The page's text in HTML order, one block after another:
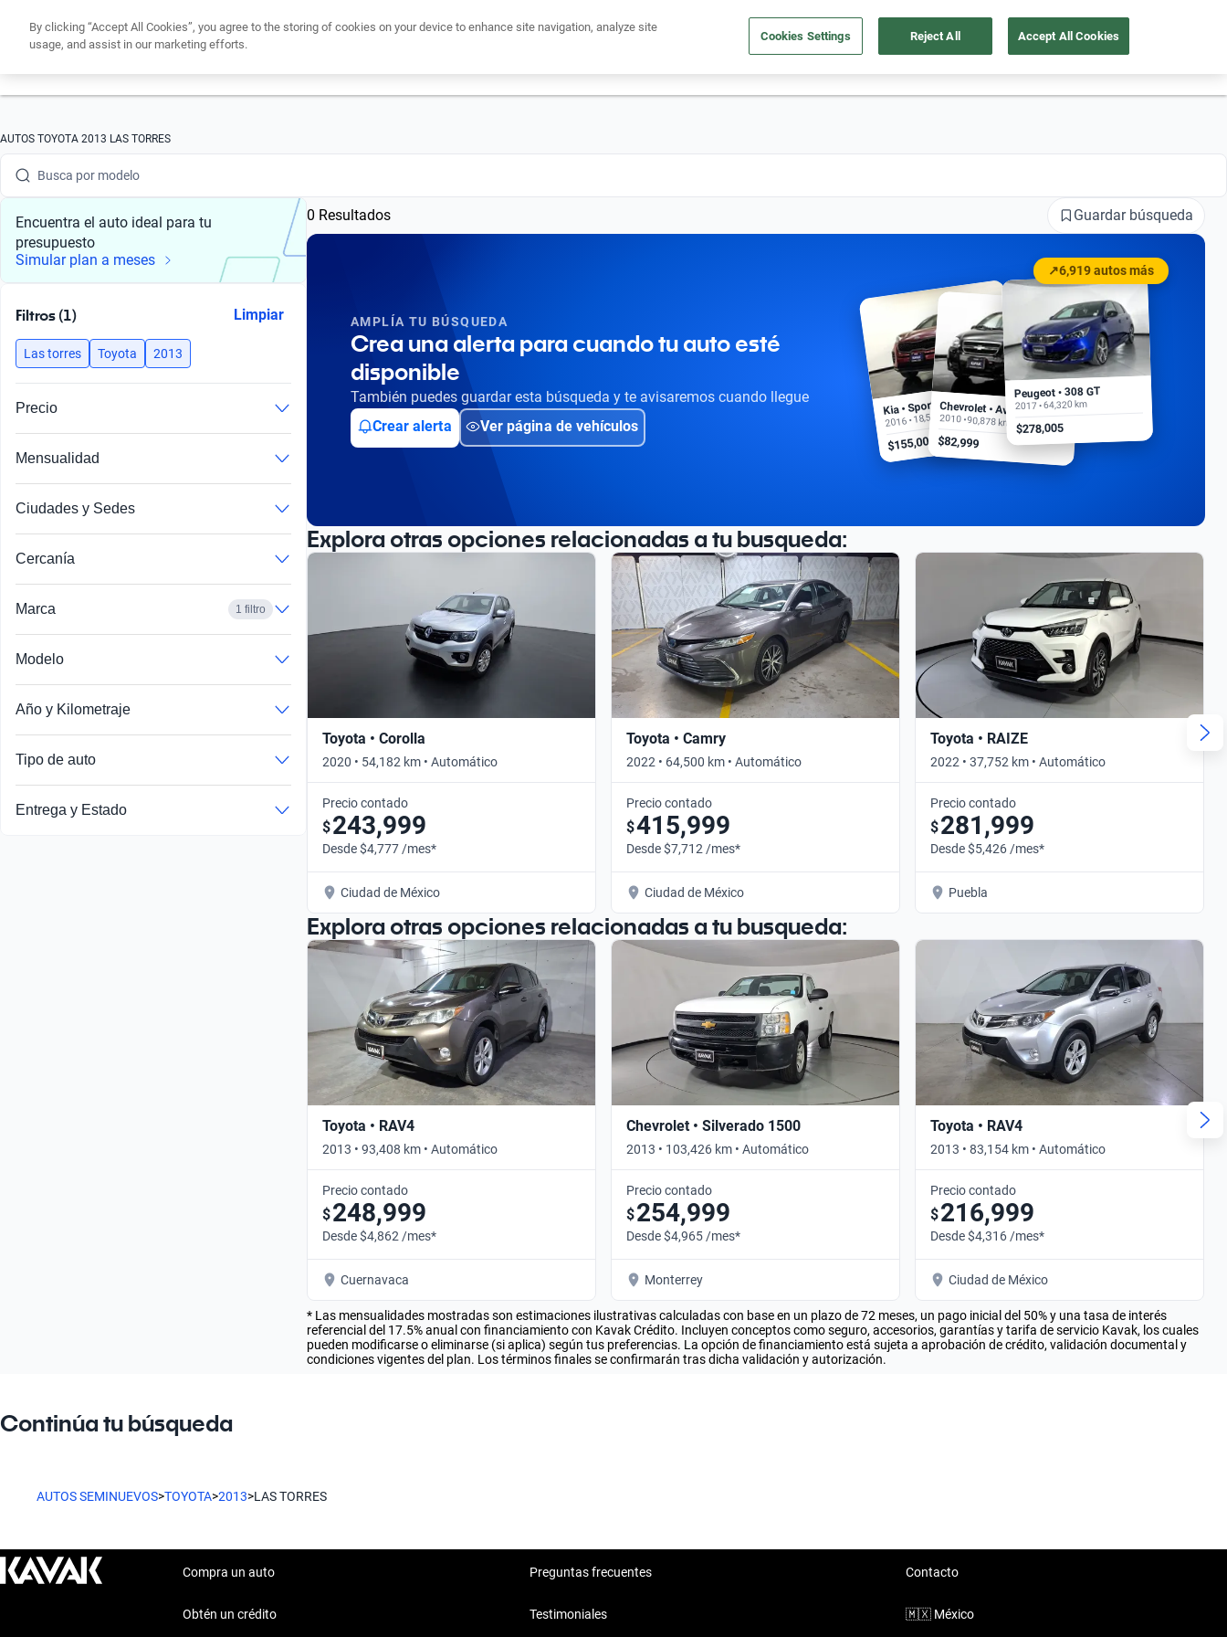
Cuida tu auto Nosotros 55 4162 9202 Ubicación
AUTOS TOYOTA 2013 LAS TORRES
Busca por marca
Busca por modelo
Busca por versión
Busca por año
Busca por modelo
Busca por año
Encuentra el auto ideal para tu
presupuesto
Simular plan a meses
Filtros (1) Limpiar
Las torres Toyota 2013
Precio
Mensualidad
Ciudades y Sedes
Cercanía
Marca 1 filtro
Modelo
Año y Kilometraje
Tipo de auto
Entrega y Estado
0 Resultados Guardar búsqueda
AMPLÍA TU BÚSQUEDA
Crea una alerta para cuando tu auto esté
disponible
También puedes guardar esta búsqueda y te avisaremos cuando llegue
Crear alerta
Ver página de vehículos
↗6,919 autos más
Kia • Sportage EX
2016 • 18,500 km
$155,000
Chevrolet • Aveo
2010 • 90,878 km
$82,999
Peugeot • 308 GT
2017 • 64,320 km
$278,005
Explora otras opciones relacionadas a tu busqueda:
Toyota • Corolla
2020 • 54,182 km • Automático
Precio contado
$243,999
Desde $4,777 /mes*
Ciudad de México
Toyota • Camry
2022 • 64,500 km • Automático
Precio contado
$415,999
Desde $7,712 /mes*
Ciudad de México
Toyota • RAIZE
2022 • 37,752 km • Automático
Precio contado
$281,999
Desde $5,426 /mes*
Puebla
Explora otras opciones relacionadas a tu busqueda:
Toyota • RAV4
2013 • 93,408 km • Automático
Precio contado
$248,999
Desde $4,862 /mes*
Cuernavaca
Chevrolet • Silverado 1500
2013 • 103,426 km • Automático
Precio contado
$254,999
Desde $4,965 /mes*
Monterrey
Toyota • RAV4
2013 • 83,154 km • Automático
Precio contado
$216,999
Desde $4,316 /mes*
Ciudad de México
* Las mensualidades mostradas son estimaciones ilustrativas calculadas con base en un plazo de 72 meses, un pago inicial del 50% y una tasa de interés
referencial del 17.5% anual con financiamiento con Kavak Crédito. Incluyen conceptos como seguro, accesorios, garantías y tarifa de servicio Kavak, los cuales
pueden modificarse o eliminarse (si aplica) según tus preferencias. La opción de financiamiento está sujeta a aprobación de crédito, validación documental y
condiciones vigentes del plan. Los términos finales se confirmarán tras dicha validación y autorización.
Continúa tu búsqueda
AUTOS SEMINUEVOS>TOYOTA>2013>LAS TORRES
Compra un auto
Obtén un crédito
Preguntas frecuentes
Testimoniales
Contacto
🇲🇽 México
By clicking “Accept All Cookies”, you agree to the storing of cookies on your device to enhance site navigation, analyze site
usage, and assist in our marketing efforts.
Cookies Settings Reject All Accept All Cookies